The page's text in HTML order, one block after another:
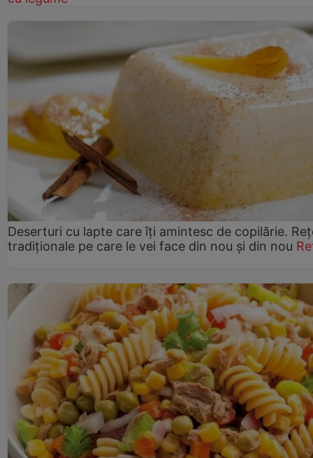
Deserturi cu lapte care îți amintesc de copilărie.
tradiționale pe care le vei face din nou și din nou